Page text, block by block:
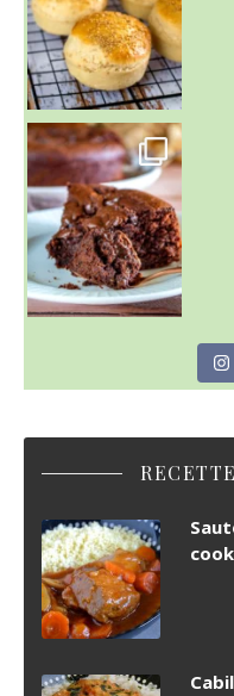
~ GÂTEAU FONDANT CHOCO NOISETTE ~
C'est lundi